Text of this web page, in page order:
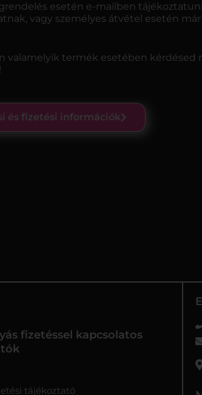
esetén e-mailben
vagy személyes átvétel esetén
valamelyik termék esetében kérdésed
és fizetési információk
fizetéssel kapcsolatos
tájékoztató